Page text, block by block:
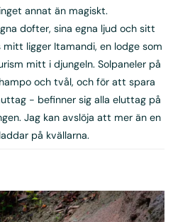
annat än magiskt.
dofter, sina egna ljud och sitt
mitt ligger Itamandi, en lodge som
mitt i djungeln. Solpaneler på
och tvål, och för att spara
- befinner sig alla eluttag på
Jag kan avslöja att mer än en
på kvällarna.